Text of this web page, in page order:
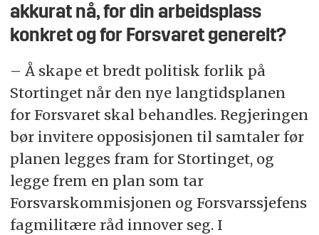
akkurat nå, for din arbeidsplass
konkret og for Forsvaret generelt?
– Å skape et bredt politisk forlik på
Stortinget når den nye langtidsplanen
for Forsvaret skal behandles. Regjeringen
bør invitere opposisjonen til samtaler før
planen legges fram for Stortinget, og
legge frem en plan som tar
Forsvarskommisjonen og Forsvarssjefens
fagmilitære råd innover seg. I